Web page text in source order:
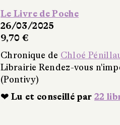
Le Livre de Poche
26/03/2025
9,70 €
Chronique de Chloé
Librairie Rendez-vous
(Pontivy)
❤ Lu et conseillé par 22